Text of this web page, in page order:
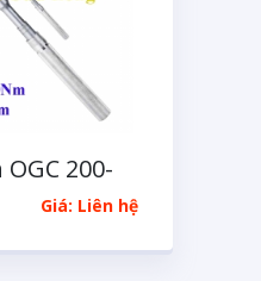
200-
Giá: Liên hệ